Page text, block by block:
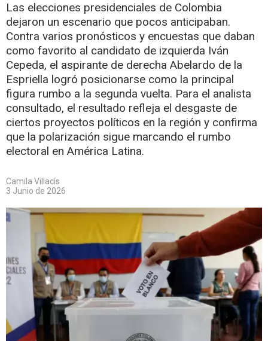
Las elecciones presidenciales de Colombia
dejaron un escenario que pocos anticipaban.
Contra varios pronósticos y encuestas que daban
como favorito al candidato de izquierda Iván
Cepeda, el aspirante de derecha Abelardo de la
Espriella logró posicionarse como la principal
figura rumbo a la segunda vuelta. Para el analista
consultado, el resultado refleja el desgaste de
ciertos proyectos políticos en la región y confirma
que la polarización sigue marcando el rumbo
electoral en América Latina.
Camila Villacís
3 Junio de 2026